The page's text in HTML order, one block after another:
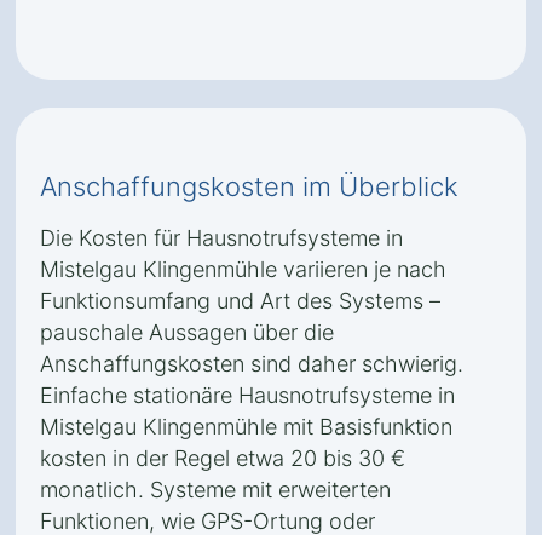
Anschaffungskosten im Überblick
Die Kosten für Hausnotrufsysteme in
Mistelgau Klingenmühle variieren je nach
Funktionsumfang und Art des Systems –
pauschale Aussagen über die
Anschaffungskosten sind daher schwierig.
Einfache stationäre Hausnotrufsysteme in
Mistelgau Klingenmühle mit Basisfunktion
kosten in der Regel etwa 20 bis 30 €
monatlich. Systeme mit erweiterten
Funktionen, wie GPS-Ortung oder